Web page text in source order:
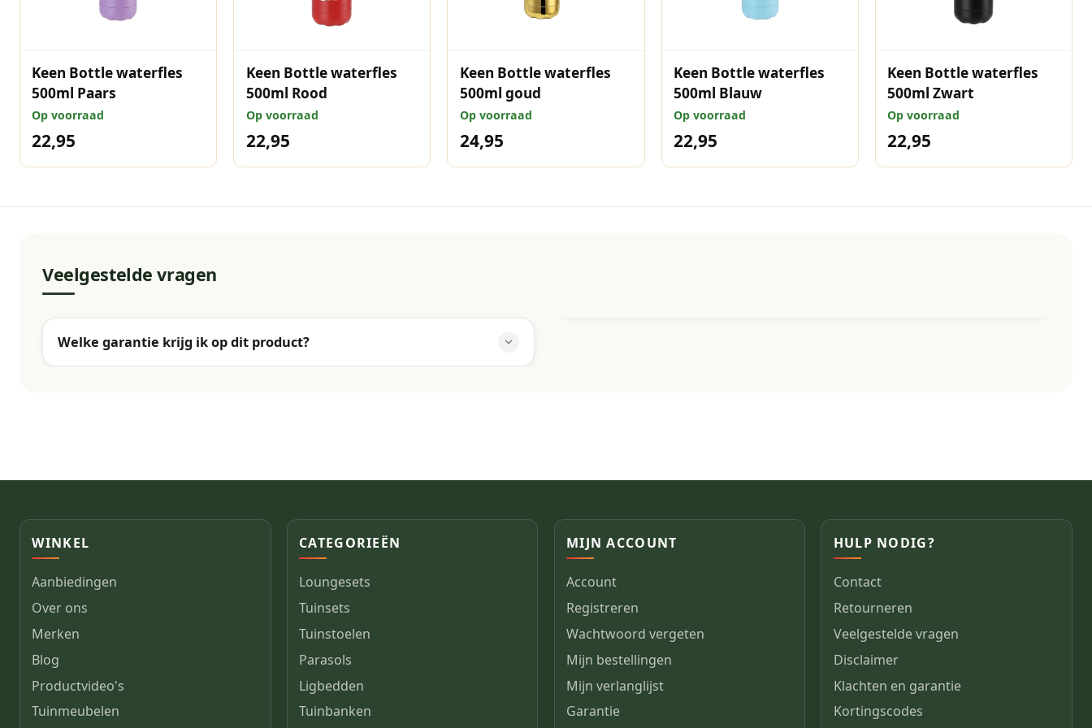
mee naar toe te nemen. Een must-have voor elke milieubewuste persoon!
Keen Bottle waterfles
500ml Paars
Op voorraad
22,95
Keen Bottle waterfles
500ml Rood
Op voorraad
22,95
Keen Bottle waterfles
500ml goud
Op voorraad
24,95
Keen Bottle waterfles
500ml Blauw
Op voorraad
22,95
Keen Bottle waterfles
500ml Zwart
Op voorraad
22,95
Veelgestelde vragen
Welke garantie krijg ik op dit product?
WINKEL
Aanbiedingen
Over ons
Merken
Blog
Productvideo's
Tuinmeubelen
CATEGORIEËN
Loungesets
Tuinsets
Tuinstoelen
Parasols
Ligbedden
Tuinbanken
MIJN ACCOUNT
Account
Registreren
Wachtwoord vergeten
Mijn bestellingen
Mijn verlanglijst
Garantie
HULP NODIG?
Contact
Retourneren
Veelgestelde vragen
Disclaimer
Klachten en garantie
Kortingscodes